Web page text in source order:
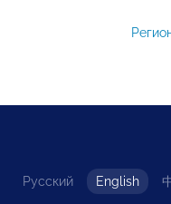
Русский English